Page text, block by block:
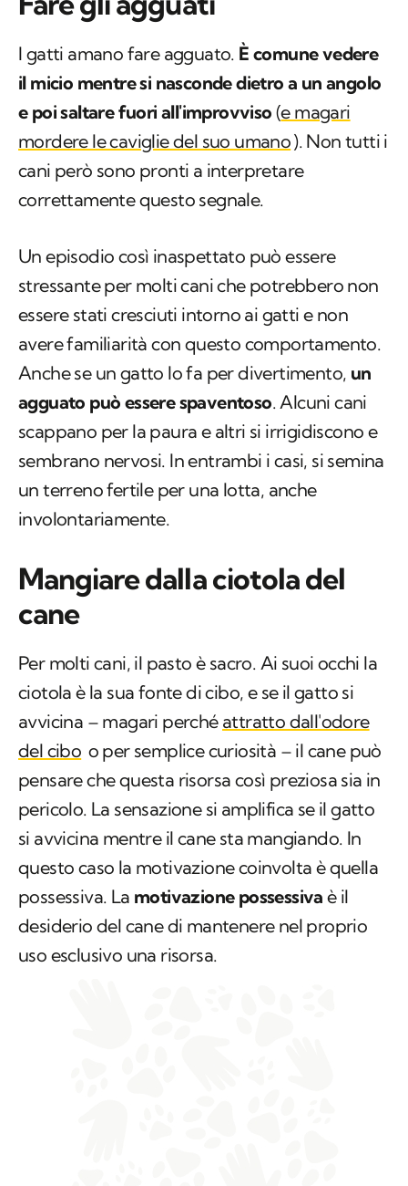
I gatti amano fare agguato. È comune vedere
il micio mentre si nasconde dietro a un angolo
e poi saltare fuori all'improvviso (e magari
mordere le caviglie del suo umano). Non tutti i
cani però sono pronti a interpretare
correttamente questo segnale.
Un episodio così inaspettato può essere
stressante per molti cani che potrebbero non
essere stati cresciuti intorno ai gatti e non
avere familiarità con questo comportamento.
Anche se un gatto lo fa per divertimento, un
agguato può essere spaventoso. Alcuni cani
scappano per la paura e altri si irrigidiscono e
sembrano nervosi. In entrambi i casi, si semina
un terreno fertile per una lotta, anche
involontariamente.
Mangiare dalla ciotola del
cane
Per molti cani, il pasto è sacro. Ai suoi occhi la
ciotola è la sua fonte di cibo, e se il gatto si
avvicina – magari perché attratto dall'odore
del cibo o per semplice curiosità – il cane può
pensare che questa risorsa così preziosa sia in
pericolo. La sensazione si amplifica se il gatto
si avvicina mentreil cane sta mangiando. In
questo caso la motivazione coinvolta è quella
possessiva. La motivazione possessiva è il
desiderio del cane di mantenere nel proprio
uso esclusivo una risorsa.